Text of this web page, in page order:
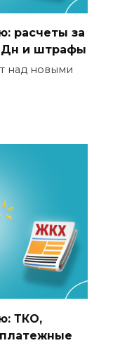
расчеты за
и штрафы
над новыми
ТКО,